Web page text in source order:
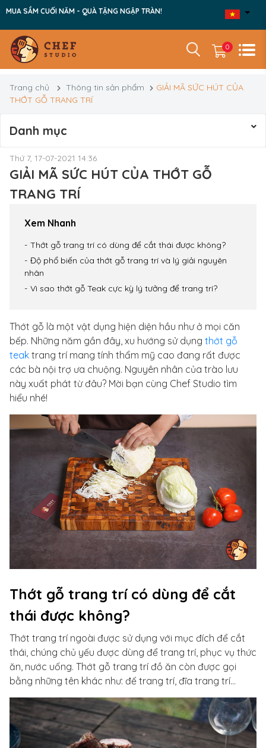
MUA SẮM CUỐI NĂM - QUÀ TẶNG NGẬP TRÀN!
0
Trang chủ Thông tin sản phẩm
GIẢI MÃ SỨC HÚT CỦA
THỚT GỖ TRANG TRÍ
Danh mục
Thứ 7, 17-07-2021 14:36
GIẢI MÃ SỨC HÚT CỦA THỚT GỖ
TRANG TRÍ
Xem Nhanh
Thớt gỗ trang trí có dùng để cắt thái được không?
Độ phổ biến của thớt gỗ trang trí và lý giải nguyên
nhân
Vì sao thớt gỗ Teak cực kỳ lý tưởng để trang trí?
Thớt gỗ là một vật dụng hiện diện hầu như ở mọi căn
bếp. Những năm gần đây, xu hướng sử dụng thớt gỗ
teak trang trí mang tính thẩm mỹ cao đang rất được
các bà nội trợ ưa chuộng. Nguyên nhân của trào lưu
này xuất phát từ đâu? Mời bạn cùng Chef Studio tìm
hiểu nhé!
Thớt gỗ trang trí có dùng để cắt
thái được không?
Thớt trang trí ngoài được sử dụng với mục đích để cắt
thái, chúng chủ yếu được dùng để trang trí, phục vụ thức
ăn, nước uống. Thớt gỗ trang trí đồ ăn còn được gọi
bằng những tên khác như: đế trang trí, đĩa trang trí…